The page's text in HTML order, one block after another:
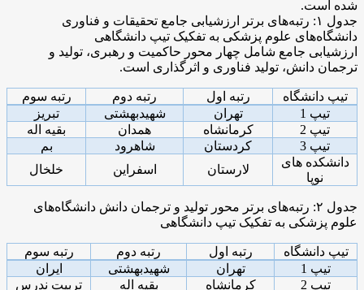
شده است.
جدول ۱: رتبه‌های برتر ارزشیابی جامع تحقیقات و فناوری
دانشگاه‌های علوم پزشکی به تفکیک تیپ دانشگاهی
ارزشیابی جامع شامل چهار محور حاکمیت و رهبری، تولید و
ترجمان دانش، تولید فناوری و اثرگذاری است.
تیپ دانشگاه رتبه اول رتبه دوم
رتبه سوم
تیپ 1
تهران شهیدبهشتی
تبریز
تیپ 2
کرمانشاه همدان
بقیه اله
تیپ 3
کردستان شاهرود
بم
دانشکده های
نوپا
لارستان اسفراین خلخال
جدول ۲: رتبه‌های برتر محور تولید و ترجمان دانش دانشگاه‌های
علوم پزشکی به تفکیک تیپ دانشگاهی
تیپ دانشگاه رتبه اول رتبه دوم
رتبه سوم
تیپ 1
تهران شهیدبهشتی
ایران
تیپ 2
کرمانشاه بقیه اله
تربیت ندرس